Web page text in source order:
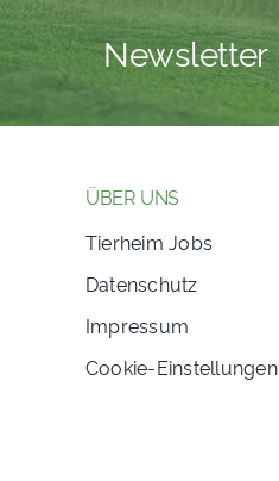
Newsletter
ÜBER UNS
Tierheim Jobs
Datenschutz
Impressum
Cookie-Einstellungen